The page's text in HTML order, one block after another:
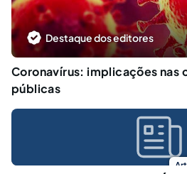
Destaque dos editores
Coronavírus: implicações nas
públicas